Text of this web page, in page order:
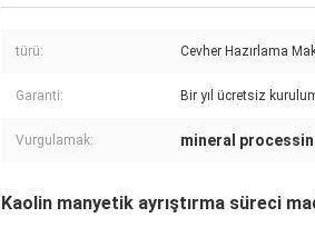
türü: Cevher Hazırlama
Garanti: Bir yıl ücretsiz
Vurgulamak: mineral
Kaolin manyetik ayrıştırma süreci